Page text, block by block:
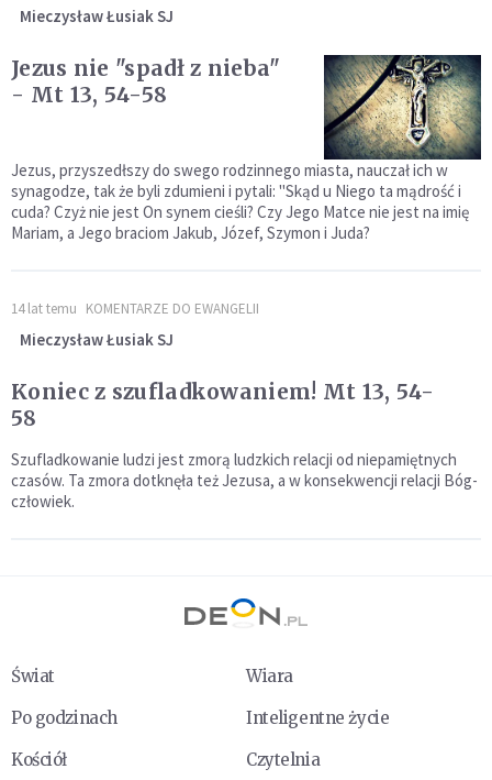
Mieczysław Łusiak SJ
Jezus nie "spadł z nieba"
- Mt 13, 54-58
Jezus, przyszedłszy do swego rodzinnego miasta, nauczał ich w
synagodze, tak że byli zdumieni i pytali: "Skąd u Niego ta mądrość i
cuda? Czyż nie jest On synem cieśli? Czy Jego Matce nie jest na imię
Mariam, a Jego braciom Jakub, Józef, Szymon i Juda?
14 lat temu KOMENTARZE DO EWANGELII
Mieczysław Łusiak SJ
Koniec z szufladkowaniem! Mt 13, 54-
58
Szufladkowanie ludzi jest zmorą ludzkich relacji od niepamiętnych
czasów. Ta zmora dotknęła też Jezusa, a w konsekwencji relacji Bóg-
człowiek.
Świat
Wiara
Po godzinach
Inteligentne życie
Kościół
Czytelnia